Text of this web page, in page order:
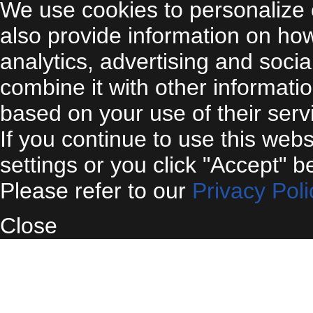
We use cookies to
also provide information on
analytics, advertising and
combine it with other
based on your use of their
If you continue to use this
settings or you click "Accept"
Please refer to our Privacy
Close